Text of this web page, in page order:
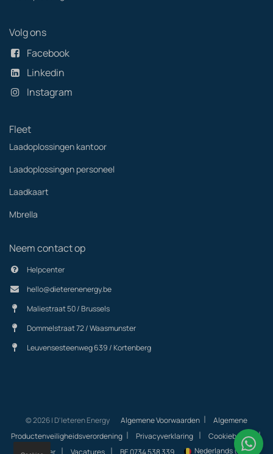
Volg ons
Facebook
Linkedin
Instagram
Fleet
Laadoplossingen kantoor
Laadoplossingen personeel
Laadkaart
Mbrella
Neem contact op
Helpcenter
hello@dieterenenergy.be
Maliestraat 50 / Brussels
Dommelstraat 72 / Waasmunster
Leuvensesteenweg 639 / Kortenberg
© 2026 | D'Ieteren Energy Algemene Voorwaarden |
Algemene
Productenveiligheidsverordening| Privacyverklaring| Cookiebeleid|
Helpcenter |Vacatures |BE 0734 538 339 Nederlands (BE)